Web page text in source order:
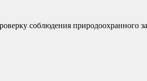
соблюдения природоохранного